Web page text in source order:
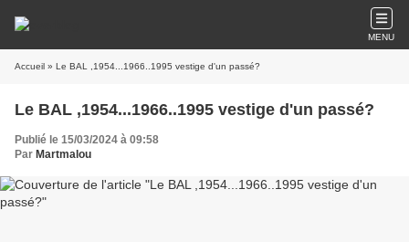
MENU
Accueil » Le BAL ,1954...1966..1995 vestige d'un passé?
Le BAL ,1954...1966..1995 vestige d'un passé?
Publié le 15/03/2024 à 09:58
Par Martmalou